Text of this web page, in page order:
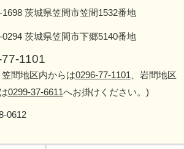
1698 茨城県笠間市笠間1532番地
0294 茨城県笠間市下郷5140番地
1101
間地区内からは0296-77-1101 、岩間地区
0299-37-6611へお掛けください。)
0612